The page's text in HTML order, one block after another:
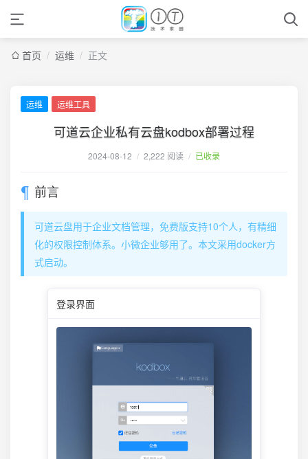
首页 / 运维 / 正文
运维 运维工具
可道云企业私有云盘kodbox部署过程
2024-08-12 / 2,222 阅读 / 已收录
前言
可道云盘用于企业文档管理，免费版支持10个人，有精细
化的权限控制体系。小微企业够用了。本文采用docker方
式启动。
登录界面